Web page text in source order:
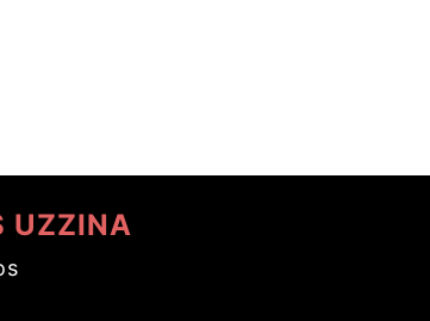
UZZINA